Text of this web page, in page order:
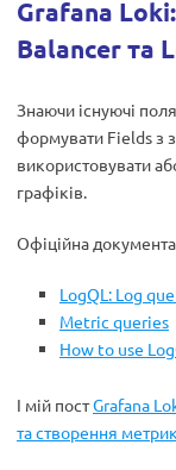
Grafana
Balancer та
Знаючи існуючі
формувати Fields з
використовувати
графіків.
Офіційна
LogQL: Log
Metric queries
How to use
І мій постGrafana
та створення